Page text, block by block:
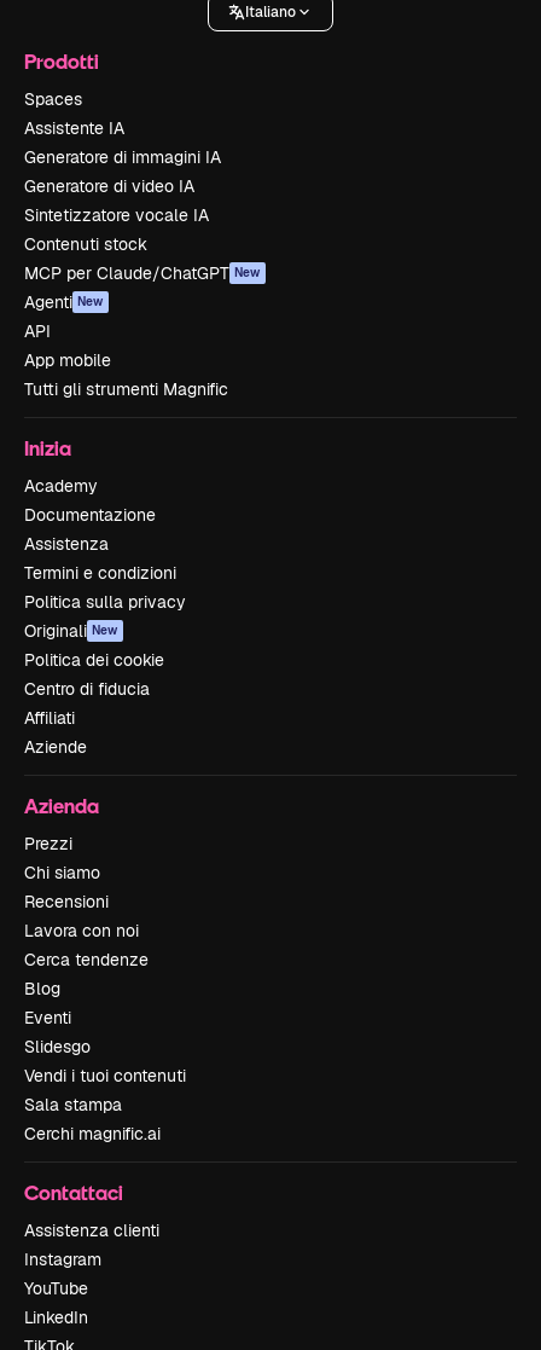
Italiano
Prodotti
Spaces
Assistente IA
Generatore di immagini IA
Generatore di video IA
Sintetizzatore vocale IA
Contenuti stock
MCP per Claude/ChatGPT New
Agenti New
API
App mobile
Tutti gli strumenti Magnific
Inizia
Academy
Documentazione
Assistenza
Termini e condizioni
Politica sulla privacy
Originali New
Politica dei cookie
Centro di fiducia
Affiliati
Aziende
Azienda
Prezzi
Chi siamo
Recensioni
Lavora con noi
Cerca tendenze
Blog
Eventi
Slidesgo
Vendi i tuoi contenuti
Sala stampa
Cerchi magnific.ai
Contattaci
Assistenza clienti
Instagram
YouTube
LinkedIn